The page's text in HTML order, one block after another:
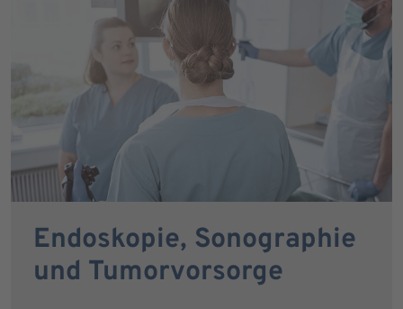
Endoskopie, Sonographie
und Tumorvorsorge